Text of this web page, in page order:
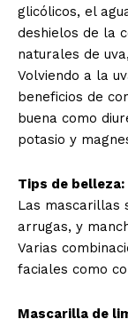
glicólicos, el
deshielos de la
naturales de
Volviendo a la
beneficios de
buena como
potasio y
Tips de belleza:
Las mascarillas
arrugas, y
Varias
faciales como
Mascarilla de